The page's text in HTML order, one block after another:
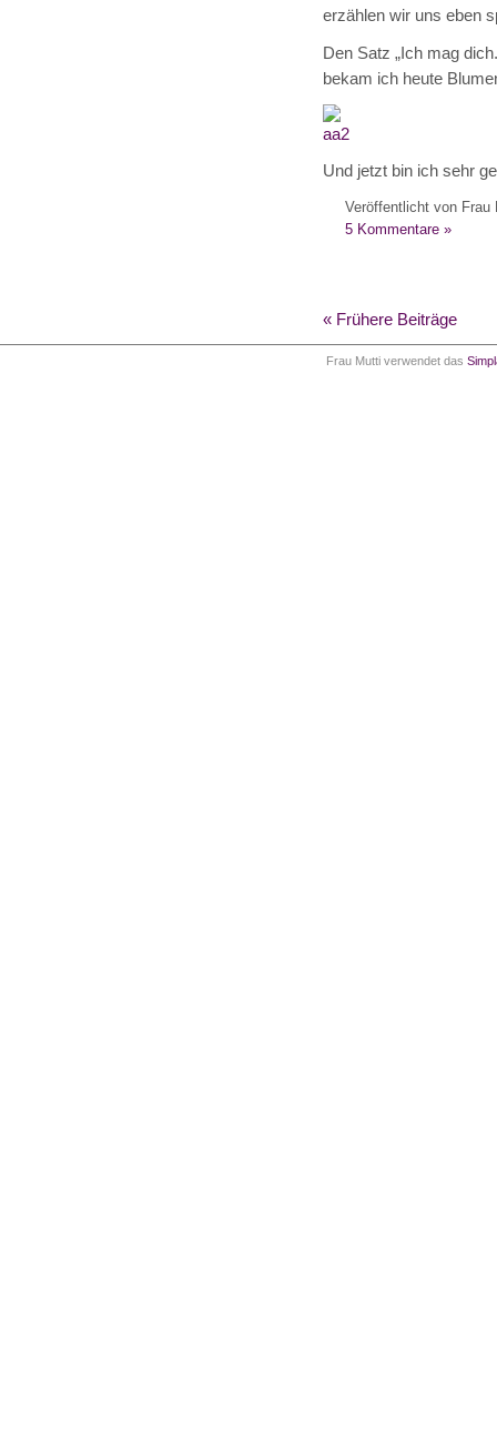
erzählen wir uns eben
Den Satz „Ich mag
bekam ich heute
Und jetzt bin ich sehr
Veröffentlicht von Frau
5 Kommentare »
« Frühere Beiträge
Frau Mutti verwendet das